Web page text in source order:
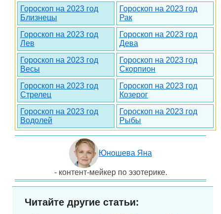
Гороскоп на 2023 год
Близнецы
Гороскоп на 2023 год
Рак
Гороскоп на 2023 год
Лев
Гороскоп на 2023 год
Дева
Гороскоп на 2023 год
Весы
Гороскоп на 2023 год
Скорпион
Гороскоп на 2023 год
Стрелец
Гороскоп на 2023 год
Козерог
Гороскоп на 2023 год
Водолей
Гороскоп на 2023 год
Рыбы
Юношева Яна
- контент-мейкер по эзотерике.
Читайте другие статьи: